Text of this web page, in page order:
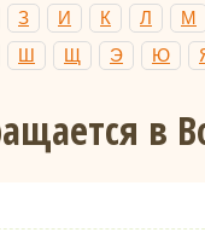
З И К Л М
Ш Щ Э Ю
в